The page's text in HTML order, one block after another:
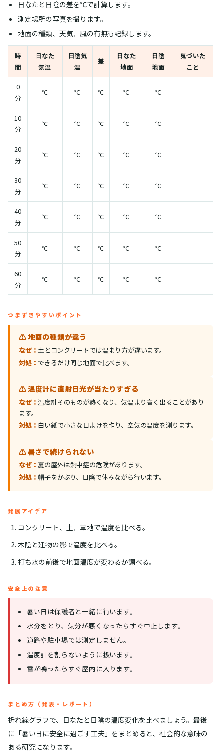
日なたと日陰の差を℃で計算します。
測定場所の写真を撮ります。
地面の種類、天気、風の有無も記録します。
時
間
日なた
気温
日陰気
温
差
日なた
地面
日陰
地面
気づいた
こと
0
分
℃ ℃ ℃ ℃ ℃
10
分
℃ ℃ ℃ ℃ ℃
20
分
℃ ℃ ℃ ℃ ℃
30
分
℃ ℃ ℃ ℃ ℃
40
分
℃ ℃ ℃ ℃ ℃
50
分
℃ ℃ ℃ ℃ ℃
60
分
℃ ℃ ℃ ℃ ℃
つまずきやすいポイント
⚠️ 地面の種類が違う
なぜ： 土とコンクリートでは温まり方が違います。
対処： できるだけ同じ地面で比べます。
⚠️ 温度計に直射日光が当たりすぎる
なぜ： 温度計そのものが熱くなり、気温より高く出ることがあり
ます。
対処： 白い紙で小さな日よけを作り、空気の温度を測ります。
⚠️ 暑さで続けられない
なぜ： 夏の屋外は熱中症の危険があります。
対処： 帽子をかぶり、日陰で休みながら行います。
発展アイデア
コンクリート、土、草地で温度を比べる。
木陰と建物の影で温度を比べる。
打ち水の前後で地面温度が変わるか調べる。
安全上の注意
暑い日は保護者と一緒に行います。
水分をとり、気分が悪くなったらすぐ中止します。
道路や駐車場では測定しません。
温度計を割らないように扱います。
雷が鳴ったらすぐ屋内に入ります。
まとめ方（発表・レポート）
折れ線グラフで、日なたと日陰の温度変化を比べましょう。最後
に「暑い日に安全に過ごす工夫」をまとめると、社会的な意味の
ある研究になります。